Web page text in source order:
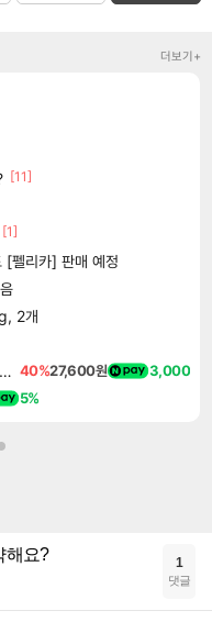
더보기+
[11]
[1]
[펠리카] 판매 예정
2개
나 혼자만 레벨업 어라이즈 오버드라이브 Solo Leveling Arise 40%27,600원 3,000
5%
해요? 1
댓글